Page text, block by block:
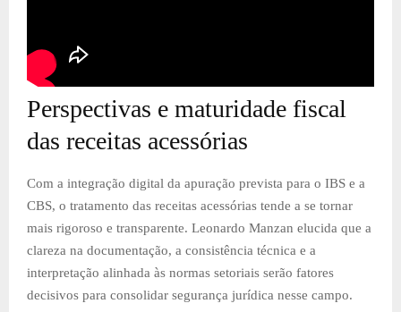
Perspectivas e maturidade fiscal
das receitas acessórias
Com a integração digital da apuração prevista para o IBS e a
CBS, o tratamento das receitas acessórias tende a se tornar
mais rigoroso e transparente. Leonardo Manzan elucida que a
clareza na documentação, a consistência técnica e a
interpretação alinhada às normas setoriais serão fatores
decisivos para consolidar segurança jurídica nesse campo.